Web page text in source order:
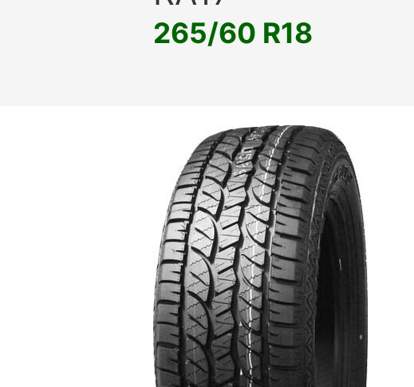
265/60 R18